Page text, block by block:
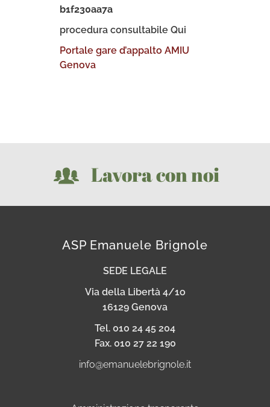
b1f230aa7a
procedura consultabile Qui
Portale gare d’appalto AMIU
Genova
Lavora con noi
ASP Emanuele Brignole
SEDE LEGALE
Via della Libertà 4/1o
16129 Genova
Tel. 010 24 45 204
Fax. 010 27 22 190
info@emanuelebrignole.it